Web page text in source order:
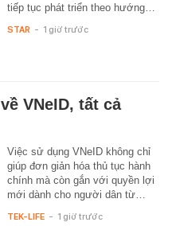
tiếp tục phát triển theo hướng…
STAR - 1 giờ trước
VNeID, tất cả
Việc sử dụng VNeID không chỉ
giúp đơn giản hóa thủ tục hành
chính mà còn gắn với quyền lợi
mới dành cho người dân từ…
TEK-LIFE - 1 giờ trước